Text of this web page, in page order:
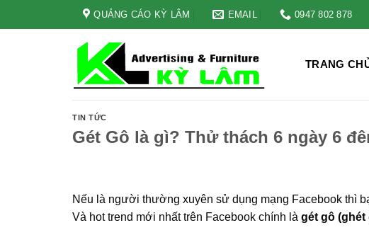
QUẢNG CÁO KỲ LÂM EMAIL 0947 802 878
TRANG
TIN TỨC
Gét Gô là gì? Thử thách 6 ngày 6
Nếu là người thường xuyên sử dụng mạng Facebook thì
Và hot trend mới nhất trên Facebook chính là gét gô (ghét